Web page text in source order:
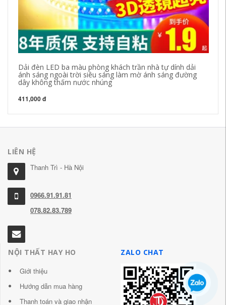
Dải đèn LED ba màu phòng khách trần nhà tự dính dải
ánh sáng ngoài trời siêu sáng làm mờ ánh sáng đường
dây không thấm nước nhúng
411,000 đ
LIÊN HỆ
Thanh Trì - Hà Nội
0966.91.91.81
078.82.83.789
NỘI THẤT HAY HO
Giới thiệu
Hướng dẫn mua hàng
Thanh toán và giao nhận
ZALO CHAT